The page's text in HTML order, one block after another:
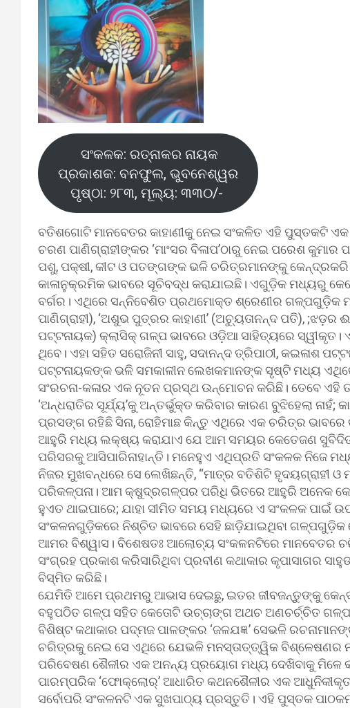
ସଂକଳକ: ରତ୍ନାକର ନାୟକ
ପ୍ରକାଶକ: ବନଫୁଲ, ଭୁବନେଶ୍ୱର
ପୃଷ୍ଠା: ୨୮୩, ମୂଲ୍ୟ: ୩୩୦/-
ବତିଶଗୋଟି ମାନବେତର କାହାଣୀକୁ ନେଇ ସଂକଳିତ ଏହି ପୁସ୍ତକଟି
ଚରଣ ପାଣିଗ୍ରାହୀଙ୍କର ‘ମାଂସର ବିଳାପ’ଠାରୁ ନେଇ ପରେଶ
ପଶୁ, ପକ୍ଷୀ, କୀଟ ଓ ପତଙ୍ଗଙ୍କ ଭଳି ଚରିତ୍ରମାନଙ୍କୁ
କାଳାନୁକ୍ରମିକ ଭାବରେ ସୂଚିବଦ୍ଧ କରାଯାଇଛି। ଏଗୁଡ଼ିକ ମଧ୍ୟରୁ
ବର୍ଗର। ଏଥିରେ ସନ୍ନିବେଶିତ ପ୍ରଥମୋକ୍ତ ଶ୍ରେଣୀର ଗଳ୍ପଗୁଡ଼ିକ
ପାଣିଗ୍ରାହୀ), ‘ଅଶୁଭ ପୁତ୍ରର କାହାଣୀ’ (ଅଚ୍ୟୁତାନନ୍ଦ ପତି),
ପଟ୍ଟନାୟକ) କ୍ଲାସିକ୍ ଗଳ୍ପ ଭାବରେ ଓଡ଼ିଆ ସାହିତ୍ୟରେ ସ୍ୱୀକୃତ।
ଥିବେ। ଏହା ସହିତ ସରୋଜିନୀ ସାହୁ, ସଦାନନ୍ଦ ତ୍ରିପାଠୀ, କଇଳାଶ
ପଟ୍ଟନାୟକଙ୍କ ଭଳି ସମକାଳୀନ ଲେଖକମାନଙ୍କ ସୃଷ୍ଟି ମଧ୍ୟ
ସଂରଚନା-କଳାର ଏକ ନୂତନ ପ୍ରସ୍ଥ ଉନ୍ମୋଚନ କରିଛି। ତେବେ ଏହି
‘ଅନ୍ଧରାତିର ସୂର୍ଯ୍ୟ’କୁ ଅନ୍ତର୍ଭୁକ୍ତ କରିବାର କାରଣ ବୁଝିହେଲା ନାହଁ;
ପ୍ରସଙ୍ଗ ରହିଛି ସିନା, ରୋହିମାଛ କିନ୍ତୁ ଏଥିରେ ଏକ ଚରିତ୍ର ଭାବରେ
ଆହୁରି ମଧ୍ୟ ଲକ୍ଷ୍ୟ କରାଯାଏ ଯେ ଆମ ସମୟର କେତେଜଣ ସୁବିଦିତ
ପରିସରକୁ ଆସିପାରିନାହାନ୍ତି। ମନେହୁଏ ଏଥିପ୍ରତି ସଂକଳକ ନିଜେ
ନିଜର ମୁଖବନ୍ଧରେ ସେ ଲେଖିଛନ୍ତି, “ମାତ୍ର ବତିଶିଟି ହୃଦୟଗ୍ରାହୀ ଓ
ପରିକଳ୍ପନା। ଆମ କ୍ଷୁଦ୍ରଗଳ୍ପର ପରିଧି ଭିତରେ ଆହୁରି ଅନେକ
ହୁଏତ ଥାଇପାରେ; ଯାହା ସୀମିତ ସମୟ ମଧ୍ୟରେ ଏ ସଂକଳକ ପାଇଁ
ସଂକଳନଗୁଡ଼ିକରେ ନିଶ୍ଚିତ ଭାବରେ ସେହି ଛାଡ଼ିଯାଇଥିବା ଗଳ୍ପଗୁଡ଼ିକ
ଆମର ବିଶ୍ୱାସ। ବିଶେଷତଃ ଆଲୋଚ୍ୟ ସଂକଳନଟିରେ ମାନବେତର
ସଂଗ୍ରହ ପ୍ରକାଶ କରିସାରିଥିବା ପ୍ରବୀଣ କଥାକାର କୃପାସାଗର
ବିସ୍ମିତ କରିଛି।
ଯେମିତି ଆମେ ପ୍ରଥମରୁ ଆଭାସ ଦେଇଛୁ, ଇତର ଜୀବଜନ୍ତୁଙ୍କୁ
ବହୁପଠିତ ଗଳ୍ପ ସହିତ କେତୋଟି ଉଚ୍ଚାଙ୍ଗ ଅଥଚ ଅଣଚର୍ଚ୍ଚିତ
ବିଶିଷ୍ଟ କଥାକାର ପଦ୍ମଜ ପାଳଙ୍କର ‘ଜଳଯଜ୍ଞ’ ସେଭଳି
ଚରିତ୍ରକୁ ନେଇ ସେ ଏଥିରେ ଯେଭଳି ମନସ୍ତାତ୍ତ୍ୱିକ ବିଶ୍ଳେଷଣର
ପରିବେଷଣ ଶୈଳୀର ଏକ ଅନନ୍ୟ ପ୍ରୟୋଗ ମଧ୍ୟ ଦେଖିବାକୁ ମିଳେ
ପାରମ୍ପରିକ ‘ଫୋକ୍‌ଲୋର୍‌’ ଆଧାରିତ କଥନଶୈଳୀର ଏକ ଆଧୁନିକୀକୃତ
ସର୍ବୋପରି ସଂକଳନଟି ଏକ ସୁଖପାଠ୍ୟ ପ୍ରସ୍ତୁତି। ଏହି ପୁସ୍ତକ